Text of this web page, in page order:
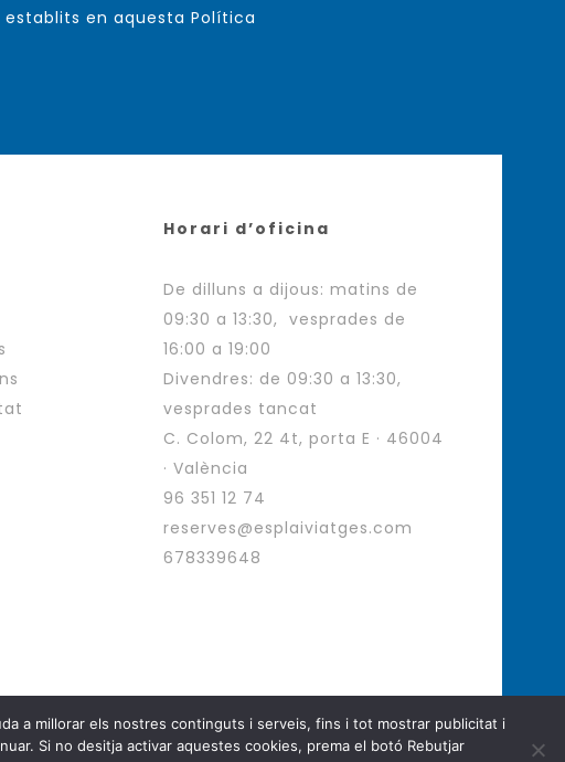
en aquesta Política
Horari d’oficina
De dilluns a dijous: matins de
09:30 a 13:30, vesprades de
16:00 a 19:00
Divendres: de 09:30 a 13:30,
vesprades tancat
C. Colom, 22 4t, porta E · 46004
· València
96 351 12 74
reserves@esplaiviatges.com
678339648
Viatges. All Rights Reserved.
a millorar els nostres continguts i serveis, fins i tot mostrar publicitat i
Si no desitja activar aquestes cookies, prema el botó Rebutjar